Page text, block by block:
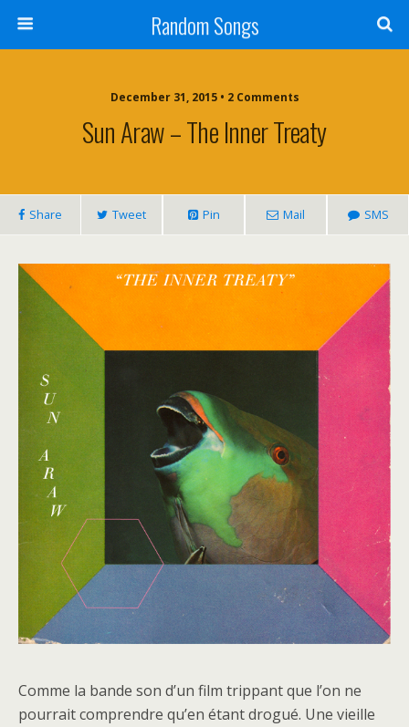
Random Songs
December 31, 2015 • 2 Comments
Sun Araw – The Inner Treaty
Share Tweet Pin Mail SMS
Comme la bande son d’un film trippant que l’on ne
pourrait comprendre qu’en étant drogué. Une vieille